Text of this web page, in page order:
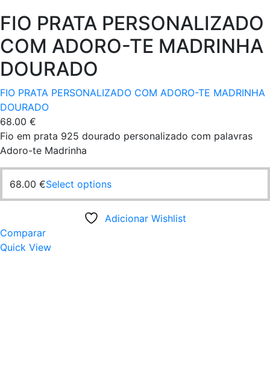
FIO PRATA PERSONALIZADO
COM ADORO-TE MADRINHA
DOURADO
FIO PRATA PERSONALIZADO COM ADORO-TE MADRINHA
DOURADO
68.00 €
Fio em prata 925 dourado personalizado com palavras
Adoro-te Madrinha
68.00 €Select options
Adicionar Wishlist
Comparar
Quick View